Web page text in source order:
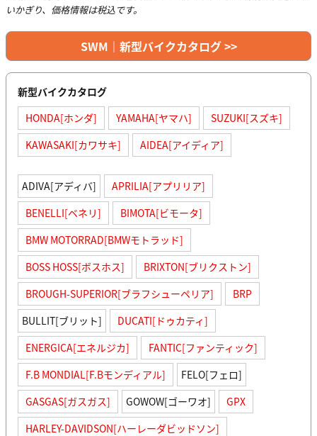
いかぎり、価格情報は税込です。
SWM｜新型バイクカタログ >>
新型バイクカタログ
HONDA[ホンダ]
YAMAHA[ヤマハ]
SUZUKI[スズキ]
KAWASAKI[カワサキ]
AIDEA[アイディア]
ADIVA[アディバ]
APRILIA[アプリリア]
BENELLI[ベネリ]
BIMOTA[ビモータ]
BMW MOTORRAD[BMWモトラッド]
BOSS HOSS[ボスホス]
BRIXTON[ブリクストン]
BROUGH-SUPERIOR[ブラフシューペリア]
BRP
BULLIT[ブリット]
DUCATI[ドゥカティ]
ENERGICA[エネルジカ]
FANTIC[ファンティック]
F.B MONDIAL[F.Bモンディアル]
FELO[フェロ]
GASGAS[ガスガス]
GOWOW[ゴーワオ]
GPX
HARLEY-DAVIDSON[ハーレーダビッドソン]